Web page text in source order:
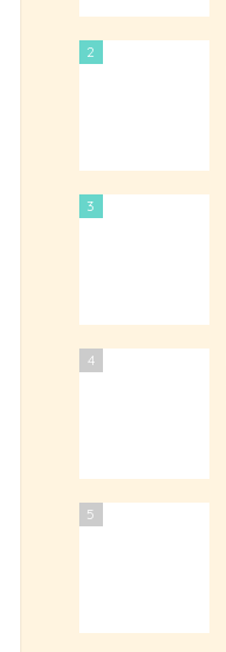
2
3
4
5